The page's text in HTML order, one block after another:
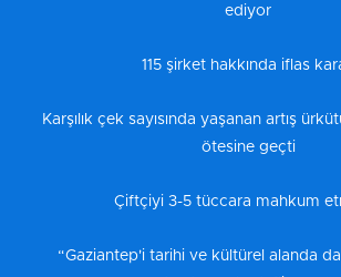
ediyor
115 şirket hakkında iflas
Karşılık çek sayısında yaşanan artış
ötesine geçti
Çiftçiyi 3-5 tüccara mahkum
“Gaziantep'i tarihi ve kültürel alanda